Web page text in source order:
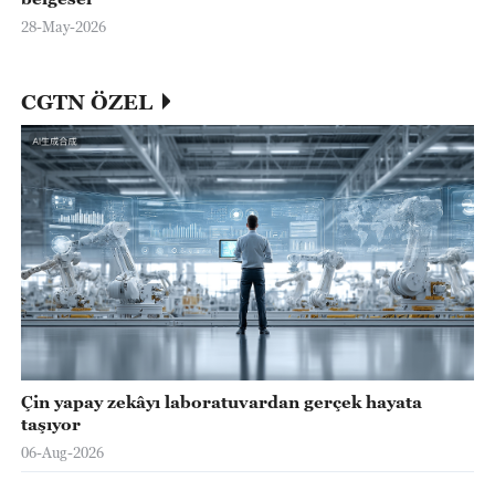
28-May-2026
CGTN ÖZEL
Çin yapay zekâyı laboratuvardan gerçek hayata
taşıyor
06-Aug-2026